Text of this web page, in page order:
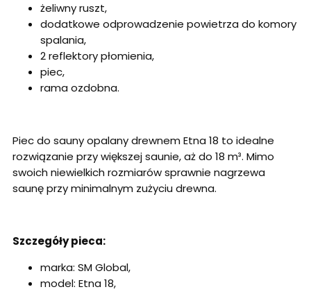
żeliwny ruszt,
dodatkowe odprowadzenie powietrza do komory
spalania,
2 reflektory płomienia,
piec,
rama ozdobna.
Piec do sauny opalany drewnem Etna 18 to idealne
rozwiązanie przy większej saunie, aż do 18 m³. Mimo
swoich niewielkich rozmiarów sprawnie nagrzewa
saunę przy minimalnym zużyciu drewna.
Szczegóły pieca:
marka: SM Global,
model: Etna 18,